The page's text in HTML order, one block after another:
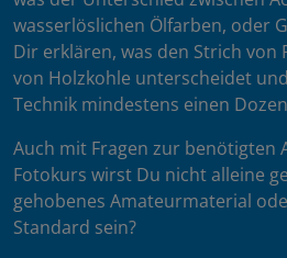
wasserlöslichen Ölfarben, oder
Dir erklären, was den Strich von
von Holzkohle unterscheidet
Technik mindestens einen
Auch mit Fragen zur benötigten
Fotokurs wirst Du nicht alleine
gehobenes Amateurmaterial
Standard sein?